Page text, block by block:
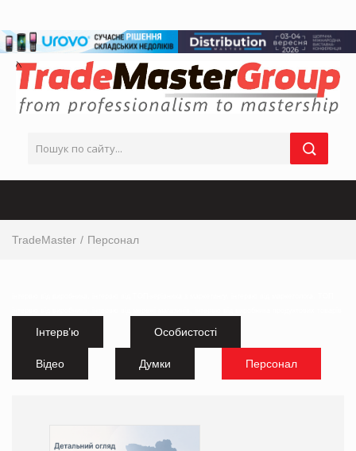
TradeMaster Персонал
Інтерв’ю Особистості
Відео Думки Персонал